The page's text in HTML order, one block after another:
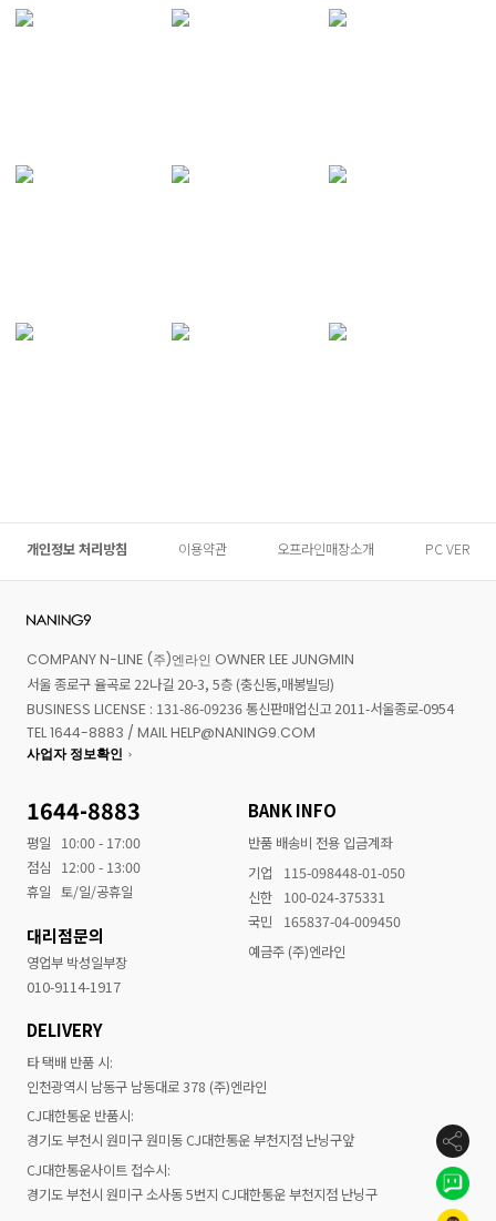
개인정보 처리방침 이용약관 오프라인매장소개 PC VER
COMPANY N-LINE (주)엔라인 OWNER LEE JUNGMIN
서울 종로구 율곡로 22나길 20-3, 5층 (충신동,매봉빌딩)
BUSINESS LICENSE : 131-86-09236 통신판매업신고 2011-서울종로-0954
TEL 1644-8883 / MAIL HELP@NANING9.COM
사업자 정보확인
1644-8883
평일
10:00 - 17:00
점심
12:00 - 13:00
휴일 토/일/공휴일
대리점문의
영업부 박성일부장
010-9114-1917
BANK INFO
반품 배송비 전용 입금계좌
기업
115-098448-01-050
신한
100-024-375331
국민
165837-04-009450
예금주 (주)엔라인
DELIVERY
타 택배 반품 시:
인천광역시 남동구 남동대로 378 (주)엔라인
CJ대한통운 반품시:
경기도 부천시 원미구 원미동 CJ대한통운 부천지점 난닝구앞
CJ대한통운사이트 접수시:
경기도 부천시 원미구 소사동 5번지 CJ대한통운 부천지점 난닝구